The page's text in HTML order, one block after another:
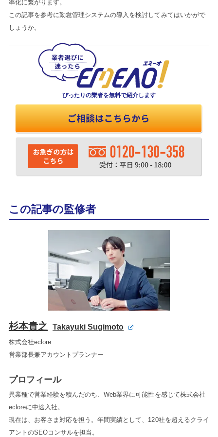
率化に繋がります。
この記事を参考に勤怠管理システムの導入を検討してみてはいかがで
しょうか。
ぴったりの業者を無料で紹介します
この記事の監修者
杉本貴之 Takayuki Sugimoto
株式会社eclore
営業部長兼アカウントプランナー
プロフィール
異業種で営業経験を積んだのち、Web業界に可能性を感じて株式会社
ecloreに中途入社。
現在は、お客さま対応を担う。年間実績として、120社を超えるクライ
アントのSEOコンサルを担当。